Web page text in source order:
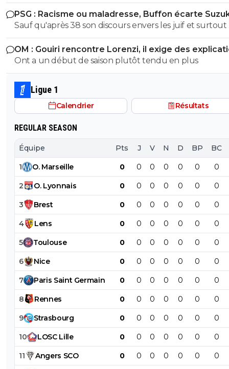
PSG : Racisme ou maladresse, Buffon écarte
Sauf qu'après 38 son discours envers les juif et surtout
nouvelles loies antisémites quil avait pondu étaient
autre que son discours de 1932 Espece de benêt ,apres si tu
cherche a avoir raison la ou tu as tort alors je te laisse
maladie mentale jai pas les facultés je suis pas toubib ni
psychiatre
OM : Gouiri rencontre Lorenzi, il exige des
Ont a un début de saison plutôt tendu en plus
Ligue 1
Calendrier Résultats
REGULAR SEASON
Équipe Pts J V N D BP BC
1 O. Marseille 0 0 0 0 0 0 0
2 O. Lyonnais 0 0 0 0 0 0 0
3 Brest 0 0 0 0 0 0 0
4 Lens 0 0 0 0 0 0 0
5 Toulouse 0 0 0 0 0 0 0
6 Nice 0 0 0 0 0 0 0
7 Paris Saint Germain 0 0 0 0 0 0 0
8 Rennes 0 0 0 0 0 0 0
9 Strasbourg 0 0 0 0 0 0 0
10 LOSC Lille 0 0 0 0 0 0 0
11 Angers SCO 0 0 0 0 0 0 0